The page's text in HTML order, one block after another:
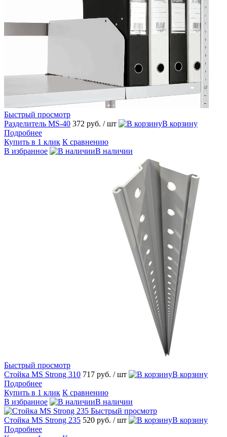
Быстрый просмотр
Разделитель MS-40 372 руб. / шт
В корзину
Подробнее
Купить в 1 клик К сравнению
В избранное
В наличии
Быстрый просмотр
Стойка МS Strong 310 717 руб. / шт
В корзину
Подробнее
Купить в 1 клик К сравнению
В избранное
В наличии
Быстрый просмотр
Стойка МS Strong 235 520 руб. / шт
В корзину
Подробнее